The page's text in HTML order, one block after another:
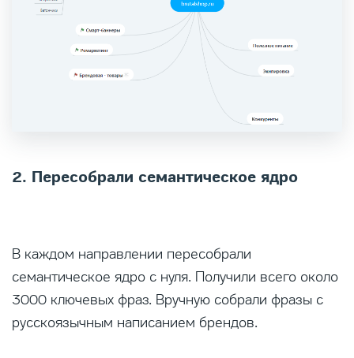
2. Пересобрали семантическое ядро
В каждом направлении пересобрали
семантическое ядро с нуля. Получили всего около
3000 ключевых фраз. Вручную собрали фразы с
русскоязычным написанием брендов.